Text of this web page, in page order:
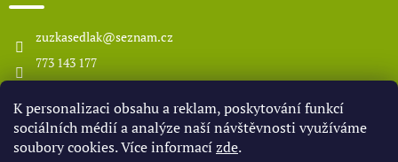
K personalizaci obsahu a reklam, poskytování funkcí
sociálních médií a analýze naší návštěvnosti využíváme
soubory cookies. Více informacízde.
zuzkasedlak@seznam.cz
773 143 177
odsedlaka